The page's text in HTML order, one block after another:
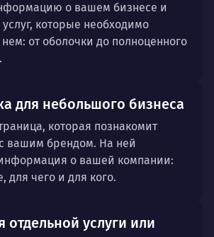
о вашем бизнесе и
которые необходимо
от оболочки до полноценного
для небольшого бизнеса
которая познакомит
вашим брендом. На ней
о вашей компании:
для чего и для кого.
отдельной услуги или